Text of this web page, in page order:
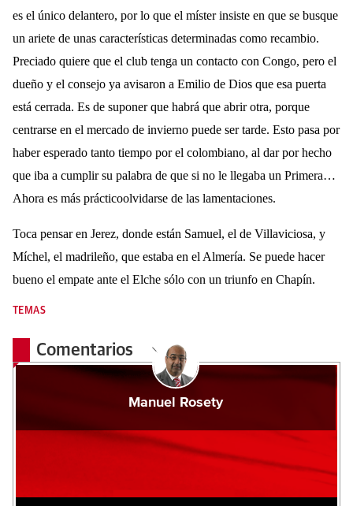
es el único delantero, por lo que el míster insiste en que se busque
un ariete de unas características determinadas como recambio.
Preciado quiere que el club tenga un contacto con Congo, pero el
dueño y el consejo ya avisaron a Emilio de Dios que esa puerta
está cerrada. Es de suponer que habrá que abrir otra, porque
centrarse en el mercado de invierno puede ser tarde. Esto pasa por
haber esperado tanto tiempo por el colombiano, al dar por hecho
que iba a cumplir su palabra de que si no le llegaba un Primera…
Ahora es más prácticoolvidarse de las lamentaciones.
Toca pensar en Jerez, donde están Samuel, el de Villaviciosa, y
Míchel, el madrileño, que estaba en el Almería. Se puede hacer
bueno el empate ante el Elche sólo con un triunfo en Chapín.
TEMAS
Comentarios
Manuel Rosety